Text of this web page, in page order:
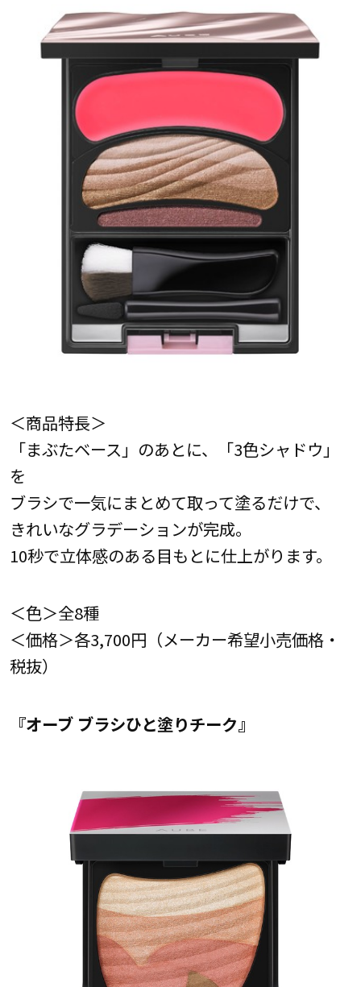
＜商品特長＞
「まぶたベース」のあとに、「3色シャドウ」
を
ブラシで一気にまとめて取って塗るだけで、
きれいなグラデーションが完成。
10秒で立体感のある目もとに仕上がります。
＜色＞全8種
＜価格＞各3,700円（メーカー希望小売価格・
税抜）
『オーブ ブラシひと塗りチーク』